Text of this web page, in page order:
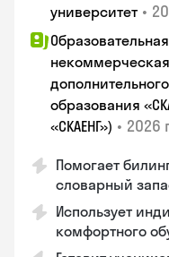
университет •
образования
«СКАЕНГ») • 2026
Помогает
словарный
Использует
комфортного